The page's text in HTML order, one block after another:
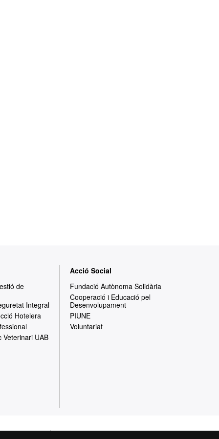
de
Integral
Hotelera
Veterinari UAB
Acció Social
Fundació Autònoma Solidària
Cooperació i Educació pel
Desenvolupament
PIUNE
Voluntariat